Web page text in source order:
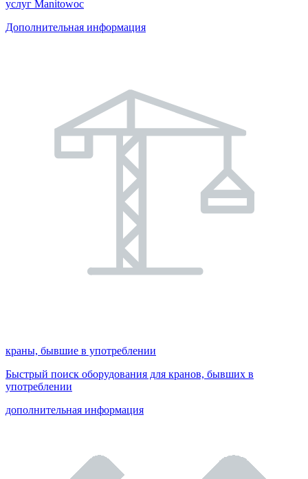
услуг Manitowoc
Дополнительная информация
краны, бывшие в употреблении
Быстрый поиск оборудования для кранов, бывших в
употреблении
дополнительная информация